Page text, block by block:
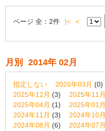
ページ 全： 2件 |< <
月別 2014年 02月
指定しない 2026年03月 (0)
2025年12月 (3) 2025年11月
2025年04月 (1) 2025年01月
2024年11月 (3) 2024年10月
2024年08月 (6) 2024年07月